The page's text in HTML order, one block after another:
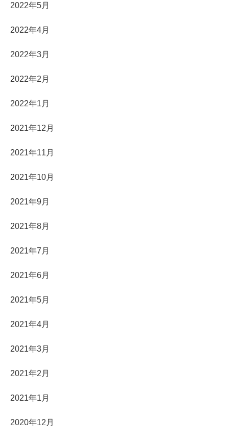
2022年5月
2022年4月
2022年3月
2022年2月
2022年1月
2021年12月
2021年11月
2021年10月
2021年9月
2021年8月
2021年7月
2021年6月
2021年5月
2021年4月
2021年3月
2021年2月
2021年1月
2020年12月